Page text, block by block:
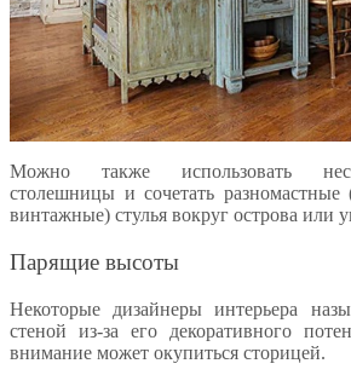
Можно также использовать
столешницы и сочетать разномастные
винтажные) стулья вокруг острова или
Парящие высоты
Некоторые дизайнеры интерьера
стеной из-за его декоративного
внимание может окупиться сторицей.